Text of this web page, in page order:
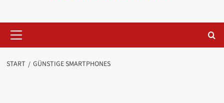
Menü
START GÜNSTIGE SMARTPHONES